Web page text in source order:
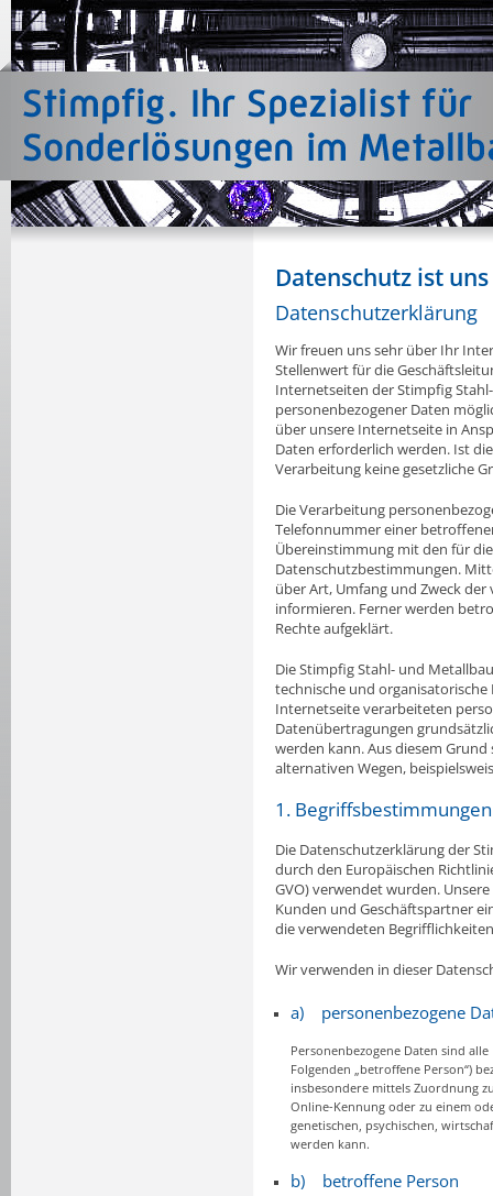
Datenschutz ist
Datenschutzerklärung
Wir freuen uns sehr über Ihr
Stellenwert für die
Internetseiten der Stimpfig
personenbezogener Daten
über unsere Internetseite in
Daten erforderlich werden. Ist
Verarbeitung keine gesetzliche
Die Verarbeitung
Telefonnummer einer
Übereinstimmung mit den für
Datenschutzbestimmungen.
über Art, Umfang und Zweck
informieren. Ferner werden
Rechte aufgeklärt.
Die Stimpfig Stahl- und
technische und
Internetseite verarbeiteten
Datenübertragungen
werden kann. Aus diesem
alternativen Wegen,
1. Begriffsbestimmungen
Die Datenschutzerklärung der
durch den Europäischen
GVO) verwendet wurden.
Kunden und Geschäftspartner
die verwendeten
Wir verwenden in dieser
a) personenbezogene
Personenbezogene Daten sind
Folgenden „betroffene Person“)
insbesondere mittels Zuordnung
Online-Kennung oder zu einem
genetischen, psychischen,
werden kann.
b) betroffene Person